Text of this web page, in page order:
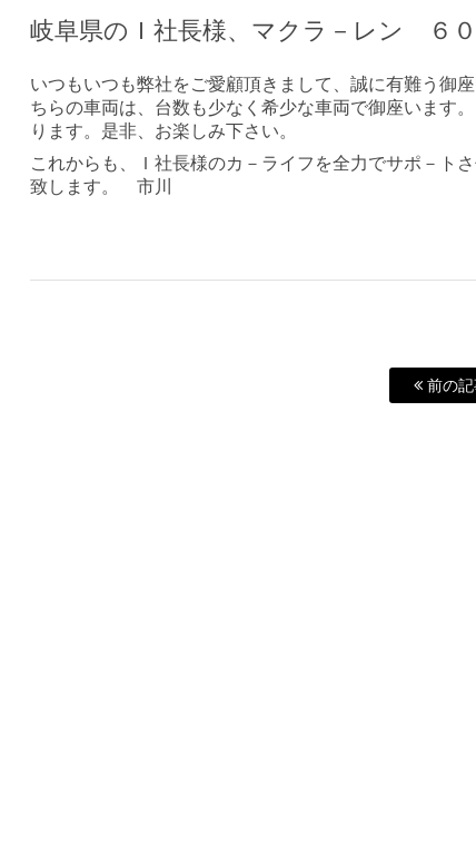
岐阜県のＩ社長様、マクラ－レン ６
いつもいつも弊社をご愛顧頂きまして、誠に有難う御
ちらの車両は、台数も少なく希少な車両で御座います
ります。是非、お楽しみ下さい。
これからも、Ｉ社長様のカ－ライフを全力でサポ－ト
致します。 市川
前の